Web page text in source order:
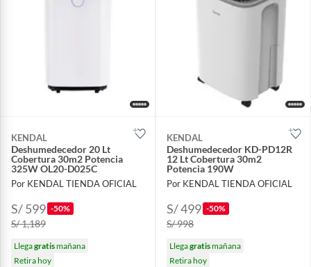
KENDAL
Deshumedecedor 20 Lt
Cobertura 30m2 Potencia
325W OL20-D025C
Por KENDAL TIENDA OFICIAL
S/ 599 -50%
S/ 1,189
Llegagratismañana
Retira hoy
KENDAL
Deshumedecedor KD-PD12R
12 Lt Cobertura 30m2
Potencia 190W
Por KENDAL TIENDA OFICIAL
S/ 499 -50%
S/ 998
Llegagratismañana
Retira hoy